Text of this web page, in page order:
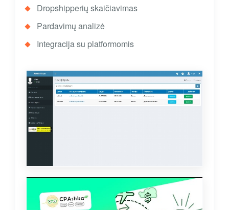
Dropshipperių skaičiavimas
Pardavimų analizė
Integracija su platformomis